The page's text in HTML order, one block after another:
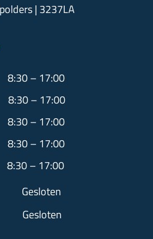
| 3237LA
8:30 – 17:00
– 17:00
– 17:00
– 17:00
– 17:00
Gesloten